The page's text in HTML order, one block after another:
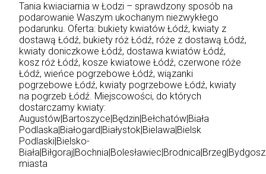
Tania kwiaciarnia w Łodzi – sprawdzony sposób na
podarowanie Waszym ukochanym niezwykłego
podarunku. Oferta: bukiety kwiatów Łódź, kwiaty z
dostawą Łódź, bukiety róż Łódź, róże z dostawą Łódź,
kwiaty doniczkowe Łódź, dostawa kwiatów Łódź,
kosz róż Łódź, kosze kwiatowe Łódź, czerwone róże
Łódź, wieńce pogrzebowe Łódź, wiązanki
pogrzebowe Łódź, kwiaty pogrzebowe Łódź, kwiaty
na pogrzeb Łódź. Miejscowości, do których
dostarczamy kwiaty:
Augustów|Bartoszyce|Będzin|Bełchatów|Biała
Podlaska|Białogard|Białystok|Bielawa|Bielsk
Podlaski|Bielsko-
Biała|Biłgoraj|Bochnia|Bolesławiec|Brodnica|Brzeg|
miasta